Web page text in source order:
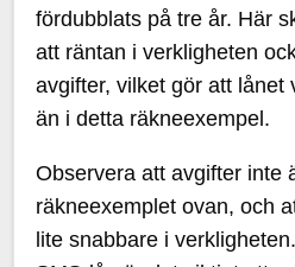
fördubblats på tre år. Här
att räntan i verkligheten
avgifter, vilket gör att lånet
än i detta räkneexempel.
Observera att avgifter inte
räkneexemplet ovan, och
lite snabbare i